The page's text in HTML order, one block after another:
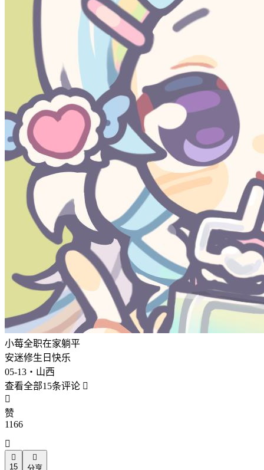
小莓全职在家躺平
安迷修生日快乐
05-13・山西
查看全部15条评论 

赞
1166


15
